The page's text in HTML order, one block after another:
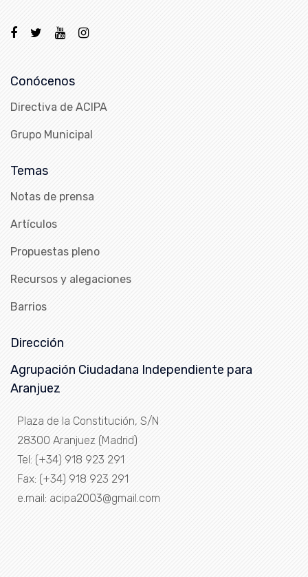
Conócenos
Directiva de ACIPA
Grupo Municipal
Temas
Notas de prensa
Artículos
Propuestas pleno
Recursos y alegaciones
Barrios
Dirección
Agrupación Ciudadana Independiente para
Aranjuez
Plaza de la Constitución, S/N
28300 Aranjuez (Madrid)
Tel: (+34) 918 923 291
Fax: (+34) 918 923 291
e.mail: acipa2003@gmail.com